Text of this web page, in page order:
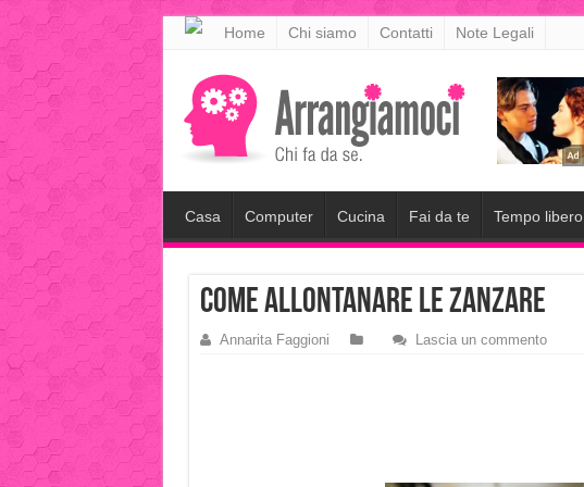
meritking
giriş
kingroyal
giriş
Home Chi siamo Contatti Note Legali
Casa Computer Cucina Fai da te Tempo libero
come allontanare le zanzare
Annarita Faggioni Lascia un commento